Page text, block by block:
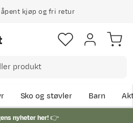
åpent kjøp og fri retur
Sko og støvler Barn
nyheter her!👉